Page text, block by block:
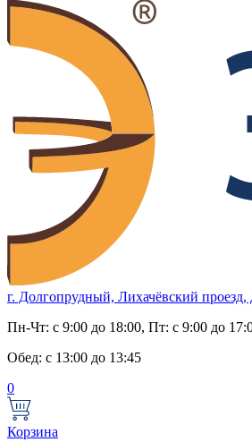
г. Долгопрудный, Лихачёвский проезд,
Пн-Чт: с 9:00 до 18:00, Пт: с 9:00 до
Обед: с 13:00 до 13:45
0
Корзина